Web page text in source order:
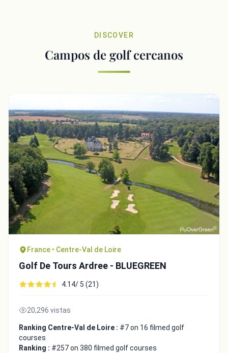
DISCOVER
Campos de golf cercanos
France • Centre-Val de Loire
Golf De Tours Ardree - BLUEGREEN
4.14/ 5 (21)
20,296 vistas
Ranking Centre-Val de Loire : #7 on 16 filmed golf
courses
Ranking : #257 on 380 filmed golf courses